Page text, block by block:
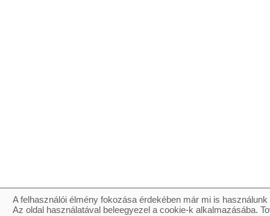
A felhasználói élmény fokozása érdekében már mi is
Az oldal használatával beleegyezel a cookie-k alkalmazásába.